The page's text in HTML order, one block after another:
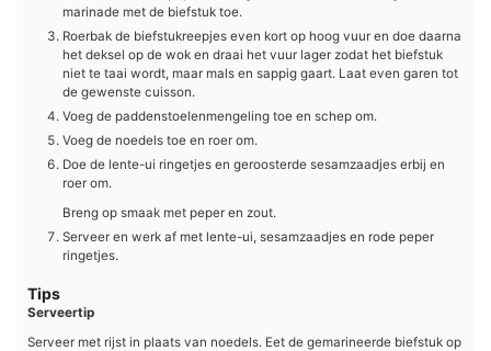
marinade met de biefstuk toe.
Roerbak de biefstukreepjes even kort op hoog vuur en doe daarna
het deksel op de wok en draai het vuur lager zodat het biefstuk
niet te taai wordt, maar mals en sappig gaart. Laat even garen tot
de gewenste cuisson.
Voeg de paddenstoelenmengeling toe en schep om.
Voeg de noedels toe en roer om.
Doe de lente-ui ringetjes en geroosterde sesamzaadjes erbij en
roer om.
Breng op smaak met peper en zout.
Serveer en werk af met lente-ui, sesamzaadjes en rode peper
ringetjes.
Tips
Serveertip
Serveer met rijst in plaats van noedels. Eet de gemarineerde biefstuk op